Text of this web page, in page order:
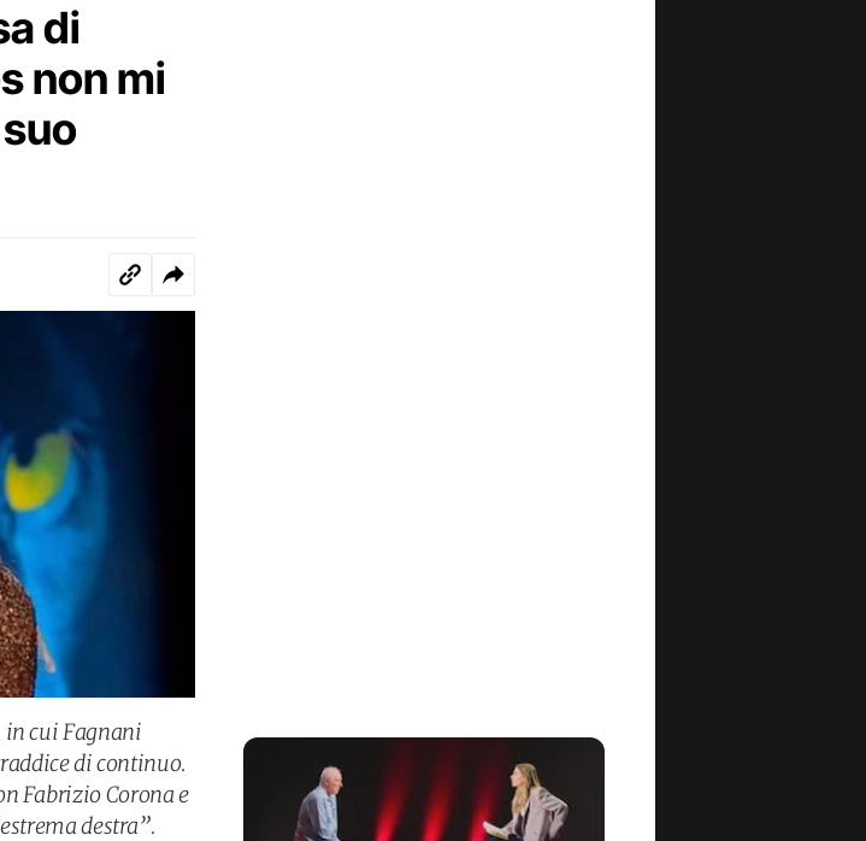
di
non mi
in cui Fagnani
di continuo.
Fabrizio Corona e
destra”.